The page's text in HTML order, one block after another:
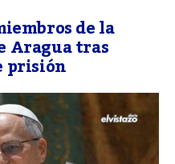
de la
Aragua tras
prisión